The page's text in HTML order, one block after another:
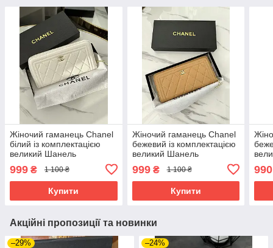
Жіночий гаманець Chanel
білий із комплектацією
великий Шанель
999 ₴ 1 100 ₴
Купити
Жіночий гаманець Chanel
бежевий із комплектацією
великий Шанель
999₴ 1 100 ₴
Купити
Акційні пропозиції та новинки
–29% –24%